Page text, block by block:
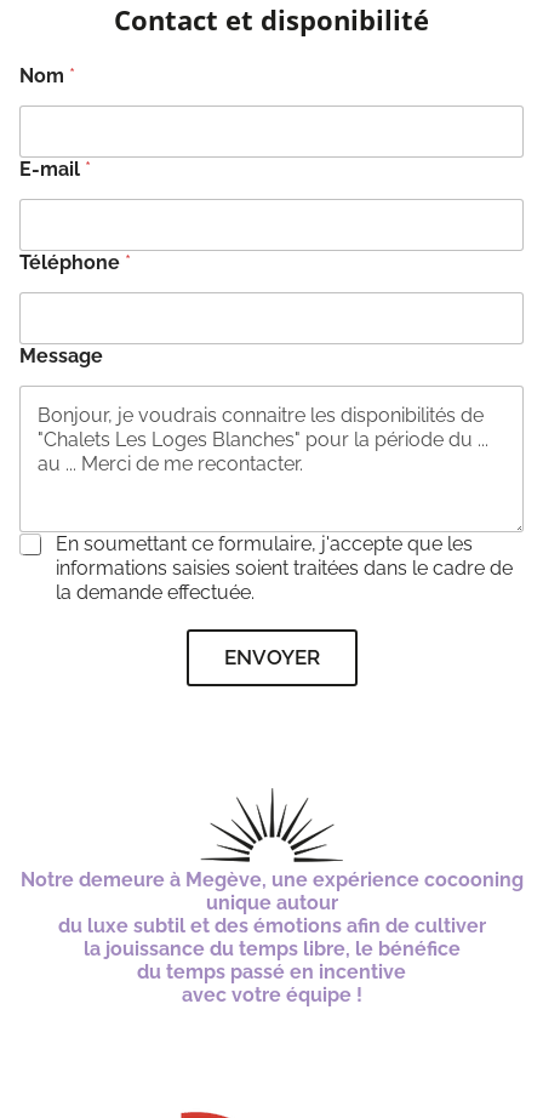
Contact et disponibilité
Nom *
E-mail *
Téléphone *
Message
C
En soumettant ce formulaire, j'accepte que les
informations saisies soient traitées dans le cadre de
la demande effectuée.
ENVOYER
Notre demeure à Megève, une expérience cocooning
unique autour
du luxe subtil et des émotions afin de cultiver
la jouissance du temps libre, le bénéfice
du temps passé en incentive
avec votre équipe !